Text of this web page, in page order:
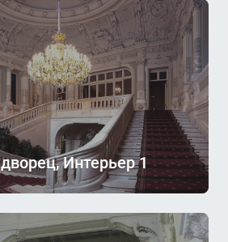
Интерьер 1